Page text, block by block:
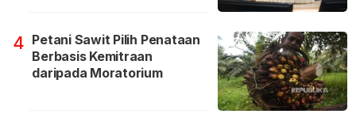
4 Petani Sawit Pilih Penataan
Berbasis Kemitraan
daripada Moratorium